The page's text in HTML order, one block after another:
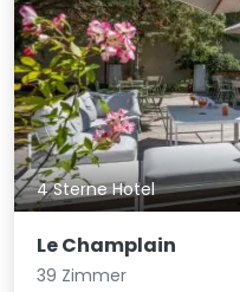
4 Sterne Hotel
Le Champlain
39 Zimmer